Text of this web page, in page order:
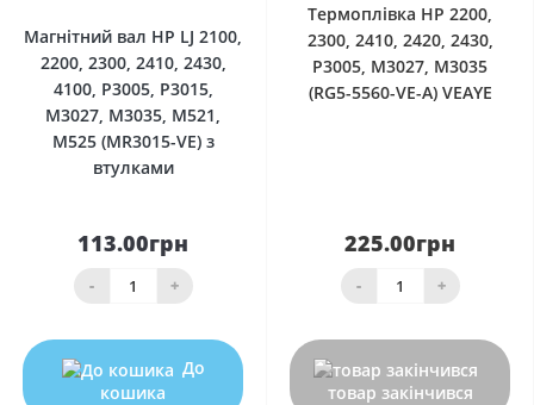
Магнітний вал HP LJ 2100,
2200, 2300, 2410, 2430,
4100, P3005, P3015,
M3027, M3035, M521,
M525 (MR3015-VE) з
втулками
113.00грн
- +
До
кошика
Термоплівка HP 2200,
2300, 2410, 2420, 2430,
P3005, M3027, M3035
(RG5-5560-VE-A) VEAYE
225.00грн
- +
товар закінчився